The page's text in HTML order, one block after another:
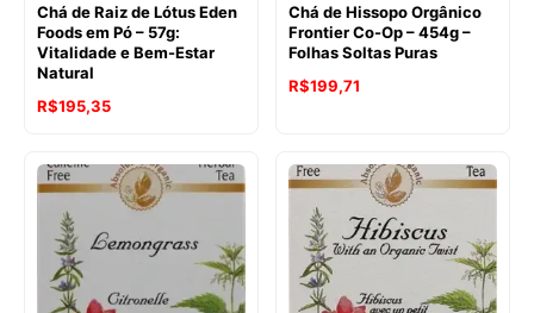
Chá de Raiz de Lótus Eden
Foods em Pó – 57g:
Vitalidade e Bem-Estar
Natural
O
original
era:
R$205,75.
R$195,35O
atual
é:
Chá de Hissopo Orgânico
Frontier Co-Op – 454g –
Folhas Soltas Puras
O
era:
R$229,43.
R$199,71
é:
R$199,71.